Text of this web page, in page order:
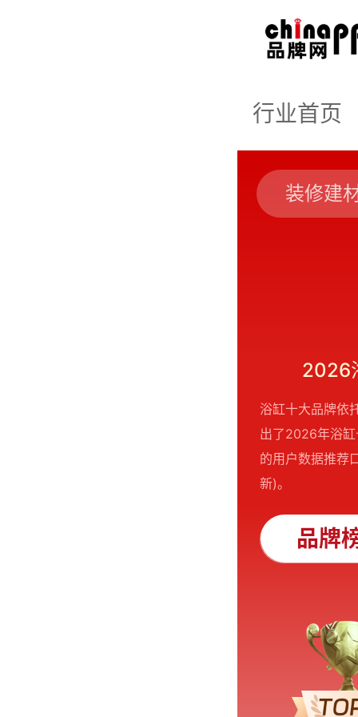
行业首页
2026
浴缸十大品牌依
出了2026年浴
的用户数据推荐
新)。
品牌
装修建